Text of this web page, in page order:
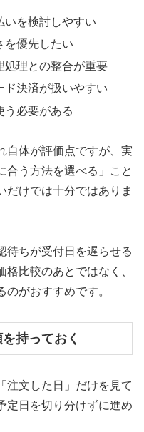
いを検討しやすい
を優先したい
処理との整合が重要
ド決済が扱いやすい
う必要がある
自体が評価点ですが、実
合う方法を選べる」こと
だけでは十分ではありま
待ちが受付日を遅らせる
比較のあとではなく、
がおすすめです。
持っておく
注文した日」だけを見て
定日を切り分けずに進め